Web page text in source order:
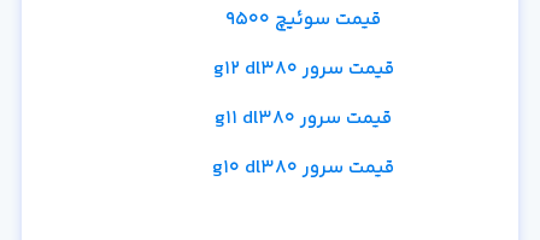
قیمت سوئیچ 9500
قیمت سرور g12 dl380
قیمت سرور g11 dl380
قیمت سرور g10 dl380